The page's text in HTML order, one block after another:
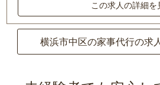
この求人の詳細を
横浜市中区の家事代行の求